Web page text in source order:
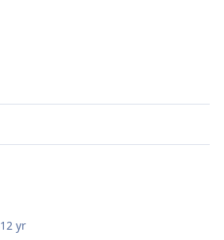
12 yr